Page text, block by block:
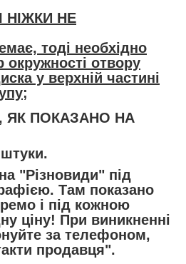
НІЖКИ НЕ
тоді необхідно
окружності отвору
у верхній частині
ЯК ПОКАЗАНО НА
"Різновиди" під
Там показано
і під кожною
ціну! При виникненні
за телефоном,
продавця".